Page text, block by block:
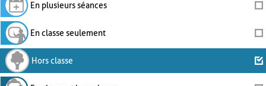
En plusieurs séances
En classe seulement
Hors classe